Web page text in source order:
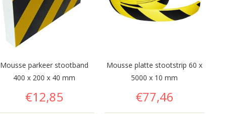
Mousse parkeer stootband
400 x 200 x 40 mm
€12,85
Mousse platte stootstrip 60 x
5000 x 10 mm
€77,46